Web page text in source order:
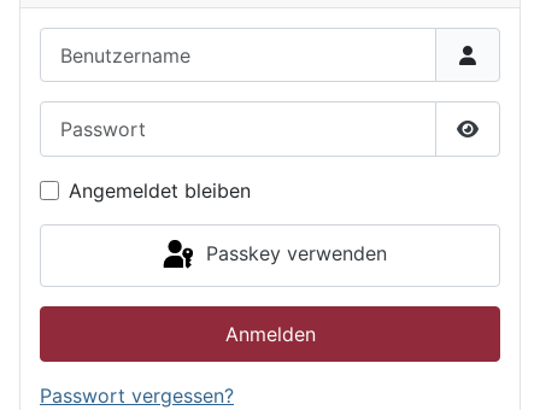
Angemeldet bleiben
Passkey verwenden
Anmelden
Passwort vergessen?